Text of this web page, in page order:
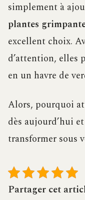
simplement à
plantes
excellent choix.
d’attention, elles
en un havre de
Alors, pourquoi
dès aujourd’hui
transformer sous
Partager cet